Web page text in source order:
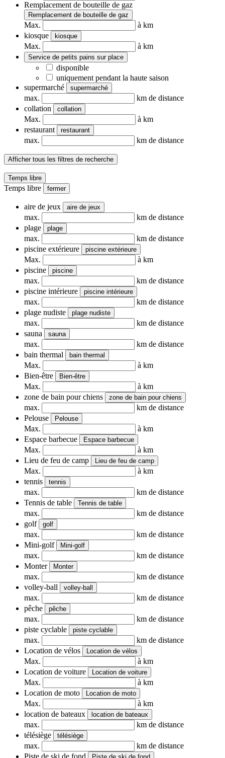
Remplacement de bouteille de gaz
Remplacement de bouteille de gaz
Max.
à km
kiosque
kiosque
Max. à km
Service de petits pains sur place
disponible
uniquement pendant la haute saison
supermarché
supermarché
max.
km de distance
collation
collation
Max.
à km
restaurant
restaurant
max. km de distance
Afficher tous les filtres de recherche
Temps libre
Temps libre fermer
aire de jeux aire de jeux
max.
km de distance
plage
plage
max.
km de distance
piscine extérieure
piscine extérieure
Max.
à km
piscine
piscine
max.
km de distance
piscine intérieure
piscine intérieure
max.
km de distance
plage nudiste
plage nudiste
max.
km de distance
sauna
sauna
max.
km de distance
bain thermal
bain thermal
Max.
à km
Bien-être
Bien-être
Max.
à km
zone de bain pour chiens
zone de bain pour chiens
max.
km de distance
Pelouse
Pelouse
Max.
à km
Espace barbecue
Espace barbecue
Max.
à km
Lieu de feu de camp
Lieu de feu de camp
Max.
à km
tennis
tennis
max.
km de distance
Tennis de table
Tennis de table
max.
km de distance
golf
golf
max.
km de distance
Mini-golf
Mini-golf
max.
km de distance
Monter
Monter
max.
km de distance
volley-ball
volley-ball
max.
km de distance
pêche
pêche
max.
km de distance
piste cyclable
piste cyclable
max.
km de distance
Location de vélos
Location de vélos
Max.
à km
Location de voiture
Location de voiture
Max.
à km
Location de moto
Location de moto
Max.
à km
location de bateaux
location de bateaux
max.
km de distance
télésiège
télésiège
max.
km de distance